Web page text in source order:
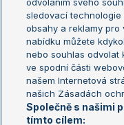
Aktualní trendy
Fotbalové přestupy
Livesport Daily
LS Prague Open
sledovací
obsahy a reklamy pro
nabídku můžete
nebo souhlas odvolat
ve spodní části
našem Internetová
našich Zásadách
Společně s našimi
tímto cílem: